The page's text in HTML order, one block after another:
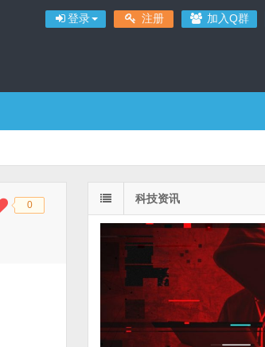
登录 注册 加入Q群
◆◆ 0 科技资讯